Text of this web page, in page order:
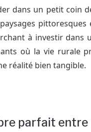
dans un petit coin
à investir dans
où la vie rurale
réalité bien tangible.
parfait